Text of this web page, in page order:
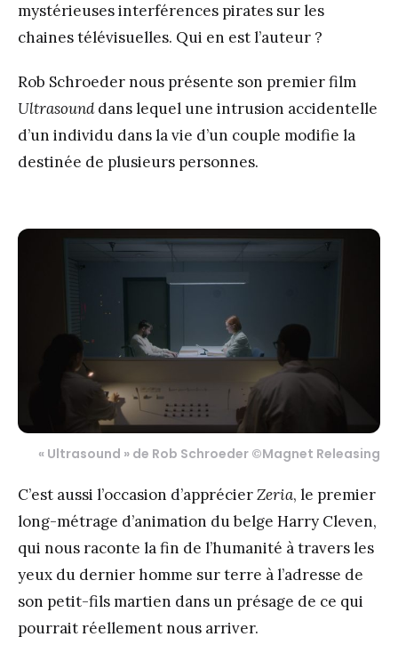
mystérieuses interférences pirates sur les
chaines télévisuelles. Qui en est l’auteur ?
Rob Schroeder nous présente son premier film
Ultrasounddans lequel une intrusion accidentelle
d’un individu dans la vie d’un couple modifie la
destinée de plusieurs personnes.
« Ultrasound » de Rob Schroeder ©Magnet Releasing
C’est aussi l’occasion d’apprécierZeria, le premier
long-métrage d’animation du belge Harry Cleven,
qui nous raconte la fin de l’humanité à travers les
yeux du dernier homme sur terre à l’adresse de
son petit-fils martien dans un présage de ce qui
pourrait réellement nous arriver.